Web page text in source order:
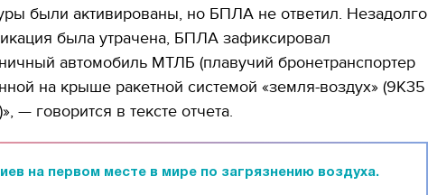
были активированы, но БПЛА не ответил. Незадолго
была утрачена, БПЛА зафиксировал
автомобиль МТЛБ (плавучий бронетранспортер
на крыше ракетной системой «земля-воздух» (9К35
— говорится в тексте отчета.
на первом месте в мире по загрязнению воздуха.